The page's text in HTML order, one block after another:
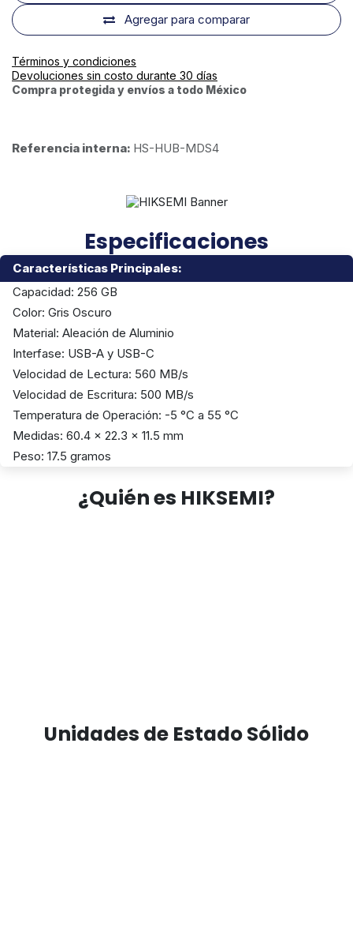
Agregar para comparar
Términos y condiciones
Devoluciones sin costo durante 30 días
Compra protegida y envíos a todo México
Referencia interna: HS-HUB-MDS4
Especificaciones
Características Principales:
Capacidad: 256 GB
Color: Gris Oscuro
Material: Aleación de Aluminio
Interfase: USB-A y USB-C
Velocidad de Lectura: 560 MB/s
Velocidad de Escritura: 500 MB/s
Temperatura de Operación: -5 °C a 55 °C
Medidas: 60.4 x 22.3 x 11.5 mm
Peso: 17.5 gramos
¿Quién es HIKSEMI?
Unidades de Estado Sólido